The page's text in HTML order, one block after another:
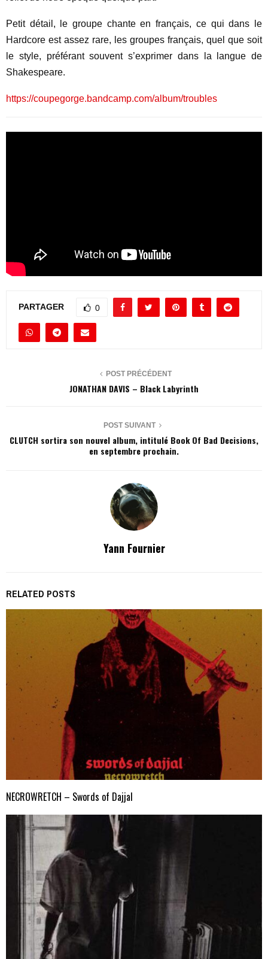
Petit détail, le groupe chante en français, ce qui dans le
Hardcore est assez rare, les groupes français, quel que soit
le style, préférant souvent s’exprimer dans la langue de
Shakespeare.
https://coupegorge.bandcamp.com/album/troubles
PARTAGER 0
POST PRÉCÉDENT
JONATHAN DAVIS – Black Labyrinth
POST SUIVANT
CLUTCH sortira son nouvel album, intitulé Book Of Bad Decisions,
en septembre prochain.
Yann Fournier
RELATED POSTS
NECROWRETCH – Swords of Dajjal